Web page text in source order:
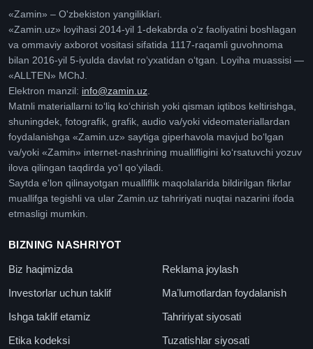
«Zamin» – O'zbekiston yangiliklari.
«Zamin.uz» loyihasi 2014-yil 1-dekabrda oʻz faoliyatini boshlagan
va ommaviy axborot vositasi sifatida 1117-raqamli guvohnoma
bilan 2016-yil 5-iyulda davlat roʻyxatidan oʻtgan. Loyiha muassisi —
«ALLTEN» MChJ.
Elektron manzil: info@zamin.uz.
Matnli materiallarni toʻliq koʻchirish yoki qisman iqtibos keltirishga,
shuningdek, fotografik, grafik, audio va/yoki videomateriallardan
foydalanishga «Zamin.uz» saytiga giperhavola mavjud boʻlgan
va/yoki «Zamin» internet-nashrining muallifligini koʻrsatuvchi yozuv
ilova qilingan taqdirda yoʻl qoʻyiladi.
Saytda e'lon qilinayotgan mualliflik maqolalarida bildirilgan fikrlar
muallifga tegishli va ular Zamin.uz tahririyati nuqtai nazarini ifoda
etmasligi mumkin.
BIZNING NASHRIYOT
Biz haqimizda
Reklama joylash
Investorlar uchun taklif
Maʼlumotlardan foydalanish
Ishga taklif etamiz
Tahririyat siyosati
Etika kodeksi
Tuzatishlar siyosati